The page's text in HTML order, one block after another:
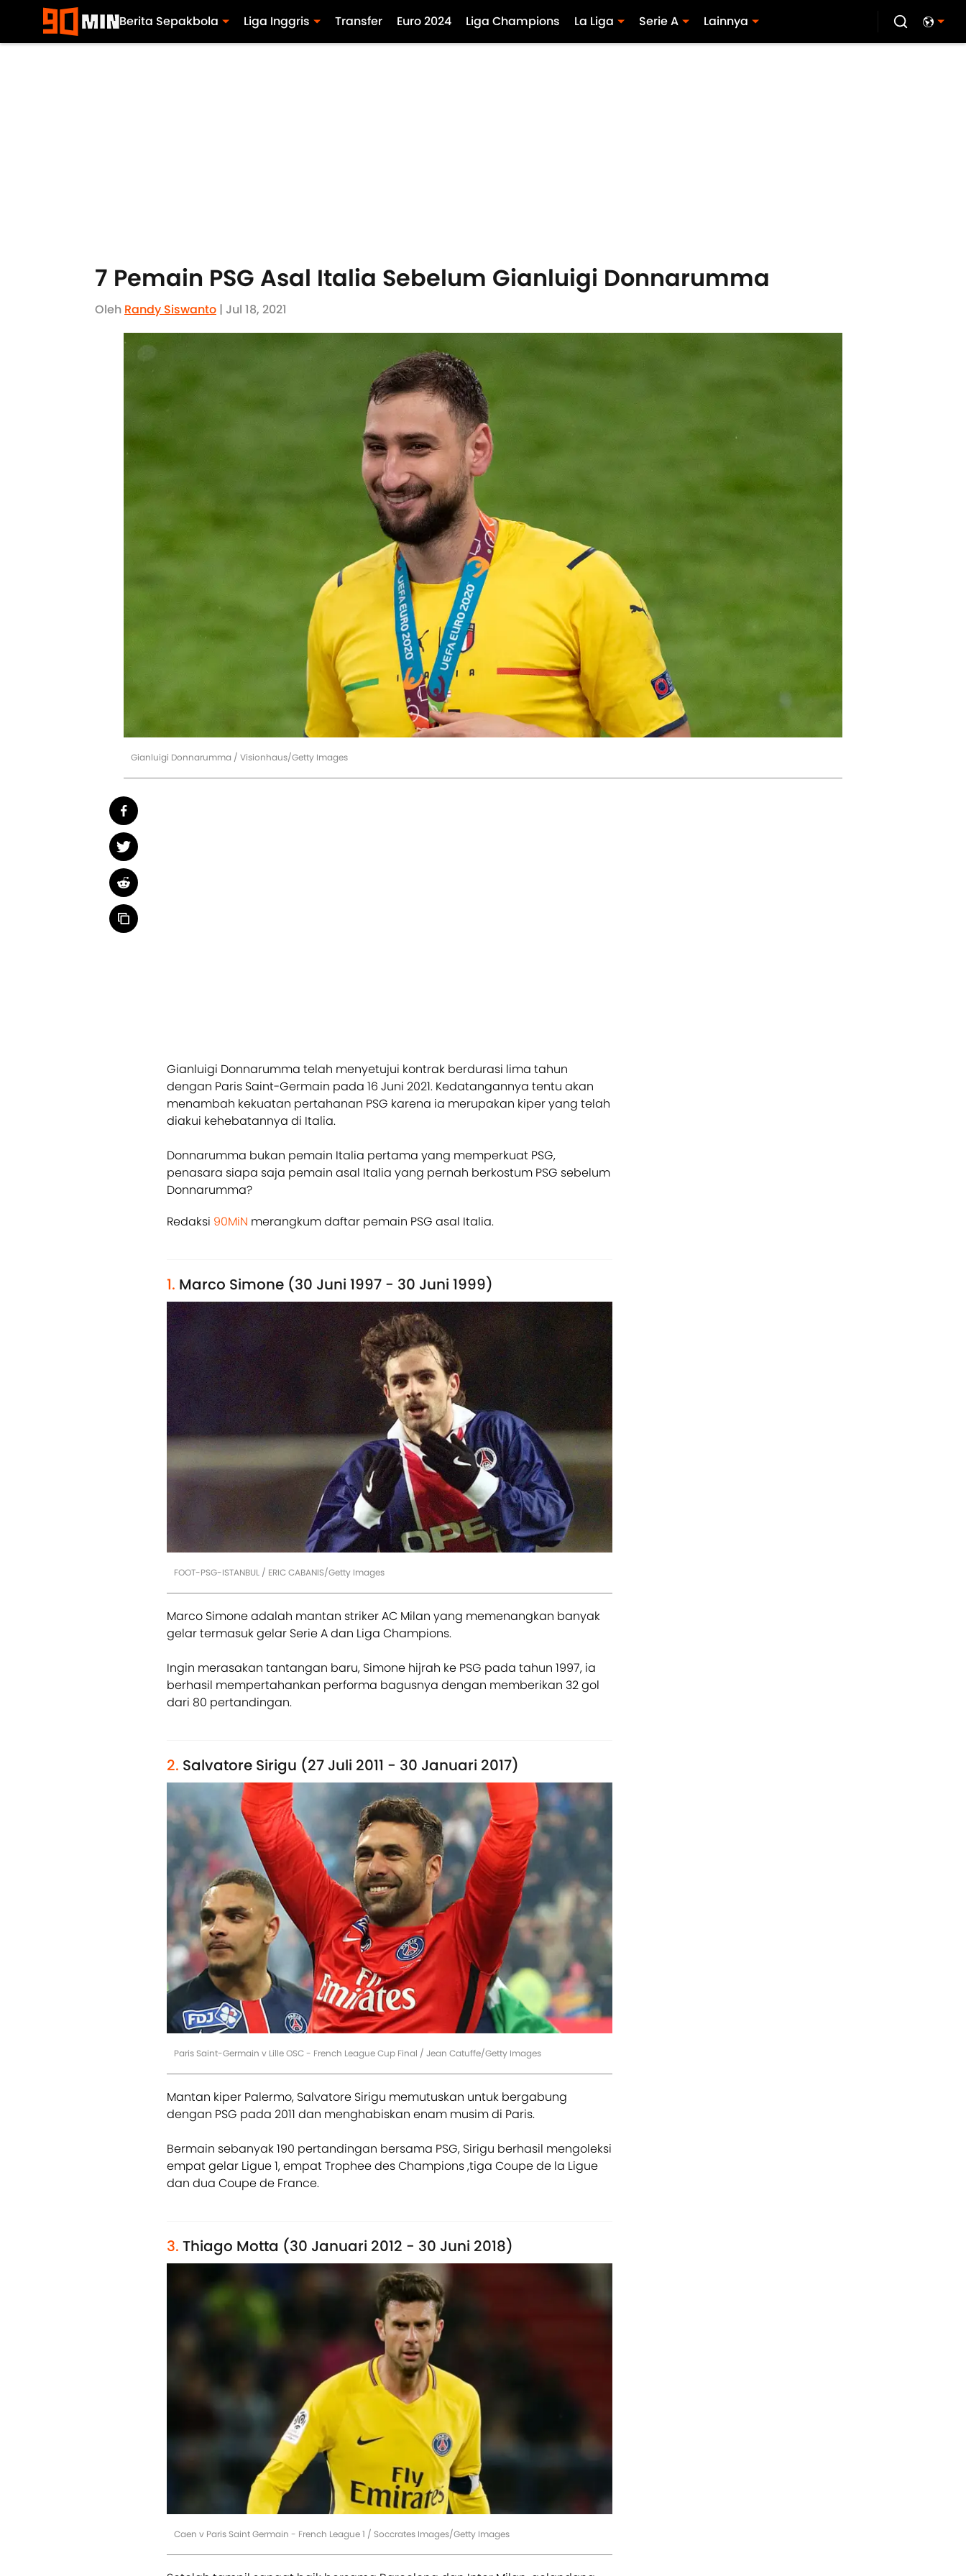
Berita Sepakbola Liga Inggris Transfer Euro 2024 Liga Champions La Liga Serie A Lainnya
7 Pemain PSG Asal Italia Sebelum Gianluigi Donnarumma
Oleh Randy Siswanto | Jul 18, 2021
Gianluigi Donnarumma / Visionhaus/Getty Images
Gianluigi Donnarumma telah menyetujui kontrak berdurasi lima tahun
dengan Paris Saint-Germain pada 16 Juni 2021. Kedatangannya tentu akan
menambah kekuatan pertahanan PSG karena ia merupakan kiper yang telah
diakui kehebatannya di Italia.
Donnarumma bukan pemain Italia pertama yang memperkuat PSG,
penasara siapa saja pemain asal Italia yang pernah berkostum PSG sebelum
Donnarumma?
Redaksi 90MiN merangkum daftar pemain PSG asal Italia.
1. Marco Simone (30 Juni 1997 - 30 Juni 1999)
FOOT-PSG-ISTANBUL / ERIC CABANIS/Getty Images
Marco Simone adalah mantan striker AC Milan yang memenangkan banyak
gelar termasuk gelar Serie A dan Liga Champions.
Ingin merasakan tantangan baru, Simone hijrah ke PSG pada tahun 1997, ia
berhasil mempertahankan performa bagusnya dengan memberikan 32 gol
dari 80 pertandingan.
2. Salvatore Sirigu (27 Juli 2011 - 30 Januari 2017)
Paris Saint-Germain v Lille OSC - French League Cup Final / Jean Catuffe/Getty Images
Mantan kiper Palermo, Salvatore Sirigu memutuskan untuk bergabung
dengan PSG pada 2011 dan menghabiskan enam musim di Paris.
Bermain sebanyak 190 pertandingan bersama PSG, Sirigu berhasil mengoleksi
empat gelar Ligue 1, empat Trophee des Champions ,tiga Coupe de la Ligue
dan dua Coupe de France.
3. Thiago Motta (30 Januari 2012 - 30 Juni 2018)
Caen v Paris Saint Germain - French League 1 / Soccrates Images/Getty Images